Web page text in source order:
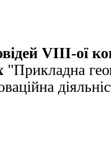
VІІІ-ої
"Прикладна